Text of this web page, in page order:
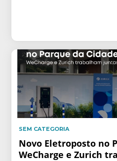
SEM CATEGORIA
Novo Eletroposto no
WeCharge e Zurich